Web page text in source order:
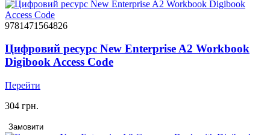
9781471564826
Цифровий ресурс New Enterprise A2 Workbook
Digibook Access Code
Перейти
304 грн.
Замовити